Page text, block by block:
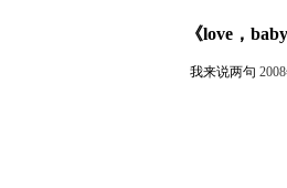
《love，
我来说两句